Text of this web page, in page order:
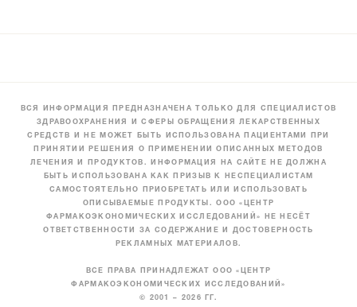
ВСЯ ИНФОРМАЦИЯ ПРЕДНАЗНАЧЕНА ТОЛЬКО ДЛЯ СПЕЦИАЛИСТОВ
ЗДРАВООХРАНЕНИЯ И СФЕРЫ ОБРАЩЕНИЯ ЛЕКАРСТВЕННЫХ
СРЕДСТВ И НЕ МОЖЕТ БЫТЬ ИСПОЛЬЗОВАНА ПАЦИЕНТАМИ ПРИ
ПРИНЯТИИ РЕШЕНИЯ О ПРИМЕНЕНИИ ОПИСАННЫХ МЕТОДОВ
ЛЕЧЕНИЯ И ПРОДУКТОВ. ИНФОРМАЦИЯ НА САЙТЕ НЕ ДОЛЖНА
БЫТЬ ИСПОЛЬЗОВАНА КАК ПРИЗЫВ К НЕСПЕЦИАЛИСТАМ
САМОСТОЯТЕЛЬНО ПРИОБРЕТАТЬ ИЛИ ИСПОЛЬЗОВАТЬ
ОПИСЫВАЕМЫЕ ПРОДУКТЫ. ООО «ЦЕНТР
ФАРМАКОЭКОНОМИЧЕСКИХ ИССЛЕДОВАНИЙ» НЕ НЕСЁТ
ОТВЕТСТВЕННОСТИ ЗА СОДЕРЖАНИЕ И ДОСТОВЕРНОСТЬ
РЕКЛАМНЫХ МАТЕРИАЛОВ.
ВСЕ ПРАВА ПРИНАДЛЕЖАТ ООО «ЦЕНТР
ФАРМАКОЭКОНОМИЧЕСКИХ ИССЛЕДОВАНИЙ»
© 2001 – 2026 ГГ.